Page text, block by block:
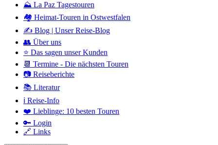
⛰️ La Paz Tagestouren
🏘️ Heimat-Touren in Ostwestfalen
✍️ Blog | Unser Reise-Blog
👥 Über uns
⭐ Das sagen unser Kunden
📆 Termine - Die nächsten Touren
📷 Reiseberichte
📚 Literatur
ℹ️ Reise-Info
❤️ Lieblinge: 10 besten Touren
🔑 Login
🔗 Links